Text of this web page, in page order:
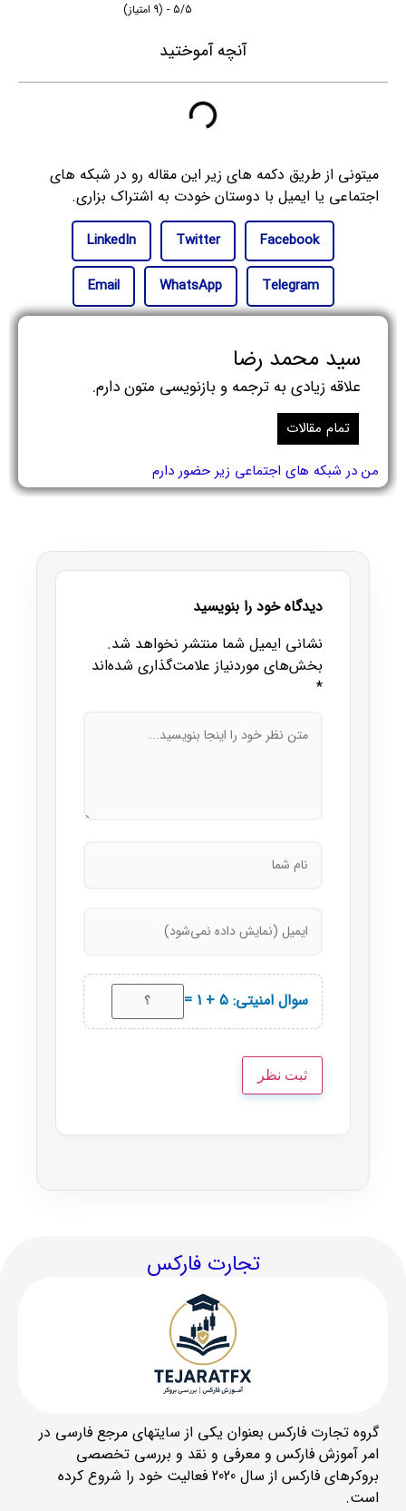
5/5 - (9 امتیاز)
آنچه آموختید
میتونی از طریق دکمه های زیر این مقاله رو در شبکه های
اجتماعی یا ایمیل با دوستان خودت به اشتراک بزاری.
Facebook
Twitter
LinkedIn
Telegram
WhatsApp
Email
سید محمد رضا
علاقه زیادی به ترجمه و بازنویسی متون دارم.
تمام مقالات
من در شبکه های اجتماعی زیر حضور دارم
دیدگاه خود را بنویسید
نشانی ایمیل شما منتشر نخواهد شد.
بخش‌های موردنیاز علامت‌گذاری شده‌اند
*
سوال امنیتی: 5 + 1 =
تجارت فارکس
گروه تجارت فارکس بعنوان یکی از سایتهای مرجع فارسی در
امر آموزش فارکس و معرفی و نقد و بررسی تخصصی
بروکرهای فارکس از سال 2020 فعالیت خود را شروع کرده
است.